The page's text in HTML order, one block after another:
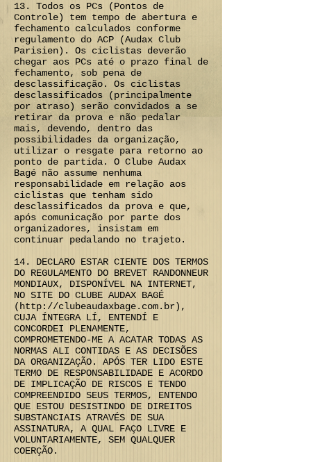
13. Todos os PCs (Pontos de
Controle) tem tempo de abertura e
fechamento calculados conforme
regulamento do ACP (Audax Club
Parisien). Os ciclistas deverão
chegar aos PCs até o prazo final de
fechamento, sob pena de
desclassificação. Os ciclistas
desclassificados (principalmente
por atraso) serão convidados a se
retirar da prova e não pedalar
mais, devendo, dentro das
possibilidades da organização,
utilizar o resgate para retorno ao
ponto de partida. O Clube Audax
Bagé não assume nenhuma
responsabilidade em relação aos
ciclistas que tenham sido
desclassificados da prova e que,
após comunicação por parte dos
organizadores, insistam em
continuar pedalando no trajeto.
14. DECLARO ESTAR CIENTE DOS TERMOS
DO REGULAMENTO DO BREVET RANDONNEUR
MONDIAUX, DISPONÍVEL NA INTERNET,
NO SITE DO CLUBE AUDAX BAGÉ
(http://clubeaudaxbage.com.br),
CUJA ÍNTEGRA LÍ, ENTENDÍ E
CONCORDEI PLENAMENTE,
COMPROMETENDO-ME A ACATAR TODAS AS
NORMAS ALI CONTIDAS E AS DECISÕES
DA ORGANIZAÇÃO. APÓS TER LIDO ESTE
TERMO DE RESPONSABILIDADE E ACORDO
DE IMPLICAÇÃO DE RISCOS E TENDO
COMPREENDIDO SEUS TERMOS, ENTENDO
QUE ESTOU DESISTINDO DE DIREITOS
SUBSTANCIAIS ATRAVÉS DE SUA
ASSINATURA, A QUAL FAÇO LIVRE E
VOLUNTARIAMENTE, SEM QUALQUER
COERÇÃO.